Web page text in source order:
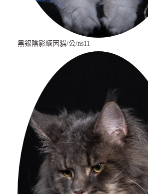
黑銀陰影緬因貓/公/ns11